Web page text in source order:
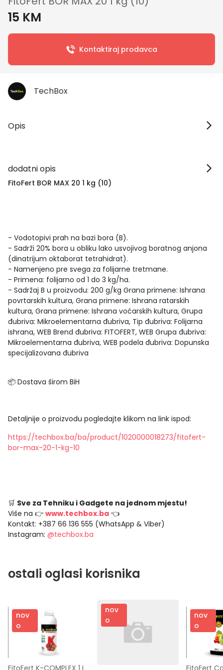
15 KM
Kontaktiraj prodavca
TechBox
Opis
dodatni opis
FitoFert BOR MAX 20 1 kg (10)
- Vodotopivi prah na bazi bora (B).
- Sadrži 20% bora u obliku lako usvojivog boratnog anjona
(dinatrijum oktaborat tetrahidrat).
- Namenjeno pre svega za folijarne tretmane.
- Primena: folijarno od 1 do 3 kg/ha.
- Sadržaj B u proizvodu: 200 g/kg Grana primene: Ishrana
povrtarskih kultura, Grana primene: Ishrana ratarskih
kultura, Grana primene: Ishrana voćarskih kultura, Grupa
đubriva: Mikroelementarna đubriva, Tip đubriva: Folijarna
ishrana, WEB Brend đubriva: FITOFERT, WEB Grupa đubriva:
Mikroelementarna đubriva, WEB podela đubriva: Dopunska
specijalizovana đubriva
📦 Dostava širom BiH
Detaljnije o proizvodu pogledajte klikom na link ispod:
https://techbox.ba/ba/product/1020000018273/fitofert-
bor-max-20-1-kg-10
🛒 Sve za Tehniku i Gadgete na jednom mjestu!
Više na 👉 www.techbox.ba 👈
Kontakt: +387 66 136 555 (WhatsApp & Viber)
Instagram: @techbox.ba
ostali oglasi korisnika
nov
o
nov
o
nov
o